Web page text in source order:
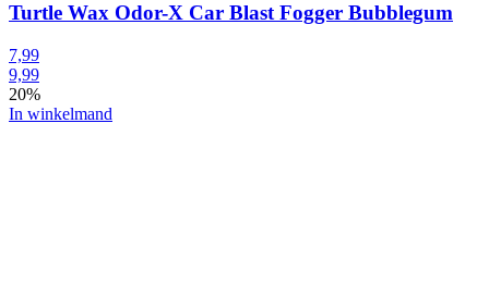
Turtle Wax Odor-X Car Blast Fogger Bubblegum
7,99
9,99
20%
In winkelmand